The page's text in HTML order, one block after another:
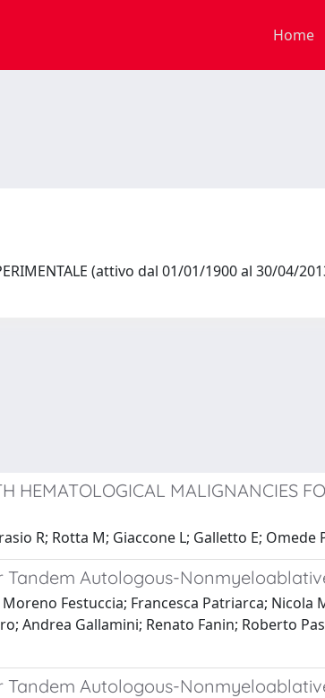
Home
(attivo dal 01/01/1900 al 30/04/
HEMATOLOGICAL MALIGNANCIES
R; Rotta M; Giaccone L; Galletto E; Omede
Tandem Autologous-
Festuccia; Francesca Patriarca; Nicola
Andrea Gallamini; Renato Fanin; Roberto
Tandem Autologous-